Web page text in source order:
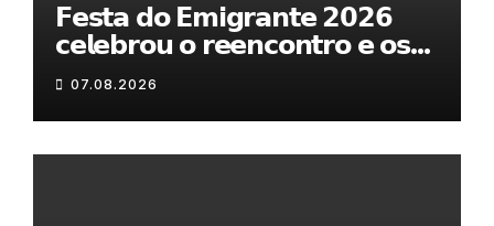
𝗙𝗲𝘀𝘁𝗮 𝗱𝗼 𝗘𝗺𝗶𝗴𝗿𝗮𝗻𝘁𝗲 𝟮𝟬𝟮𝟲
𝗰𝗲𝗹𝗲𝗯𝗿𝗼𝘂 𝗼 𝗿𝗲𝗲𝗻𝗰𝗼𝗻𝘁𝗿𝗼 𝗲 𝗼𝘀
𝗹𝗮𝗰̧𝗼𝘀 𝗾𝘂𝗲 𝘂𝗻𝗲𝗺 𝗠𝘂𝗿𝗰̧𝗮
07.08.2026